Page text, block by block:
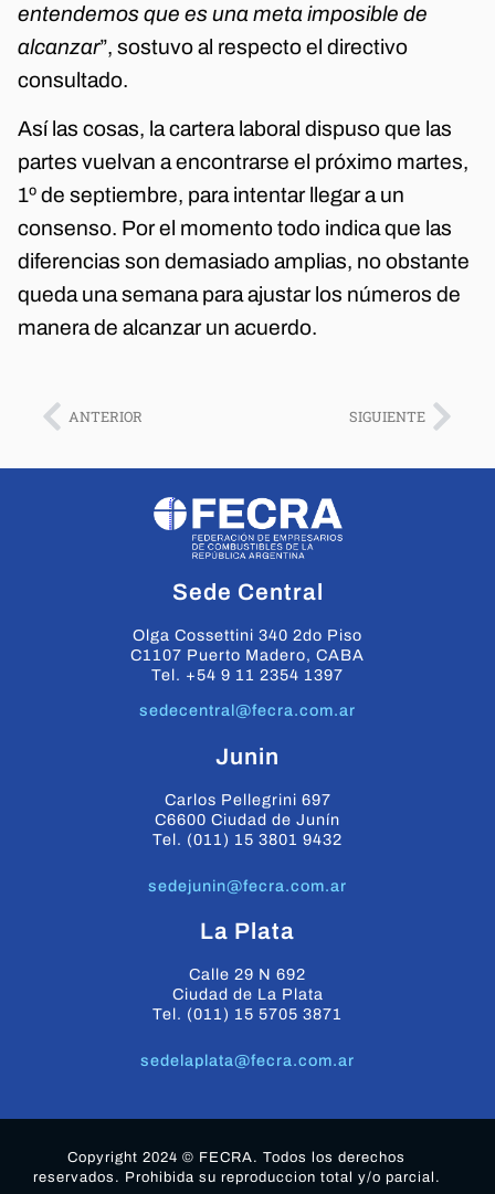
entendemos que es una meta imposible de
alcanzar”, sostuvo al respecto el directivo
consultado.
Así las cosas, la cartera laboral dispuso que las
partes vuelvan a encontrarse el próximo martes,
1º de septiembre, para intentar llegar a un
consenso. Por el momento todo indica que las
diferencias son demasiado amplias, no obstante
queda una semana para ajustar los números de
manera de alcanzar un acuerdo.
ANTERIOR SIGUIENTE
Sede Central
Olga Cossettini 340 2do Piso
C1107 Puerto Madero, CABA
Tel. +54 9 11 2354 1397
sedecentral@fecra.com.ar
Junin
Carlos Pellegrini 697
C6600 Ciudad de Junín
Tel. (011) 15 3801 9432
sedejunin@fecra.com.ar
La Plata
Calle 29 N 692
Ciudad de La Plata
Tel. (011) 15 5705 3871
sedelaplata@fecra.com.ar
Copyright 2024 © FECRA. Todos los derechos
reservados. Prohibida su reproduccion total y/o parcial.